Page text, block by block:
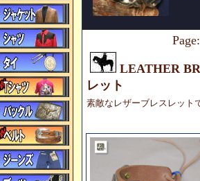
LEATHER
レット
素敵なレザーブレスレット